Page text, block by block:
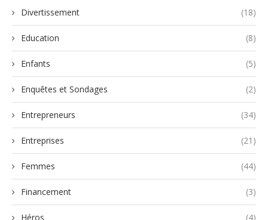
Divertissement (18)
Education (8)
Enfants (5)
Enquêtes et Sondages (2)
Entrepreneurs (34)
Entreprises (21)
Femmes (44)
Financement (3)
Héros (4)